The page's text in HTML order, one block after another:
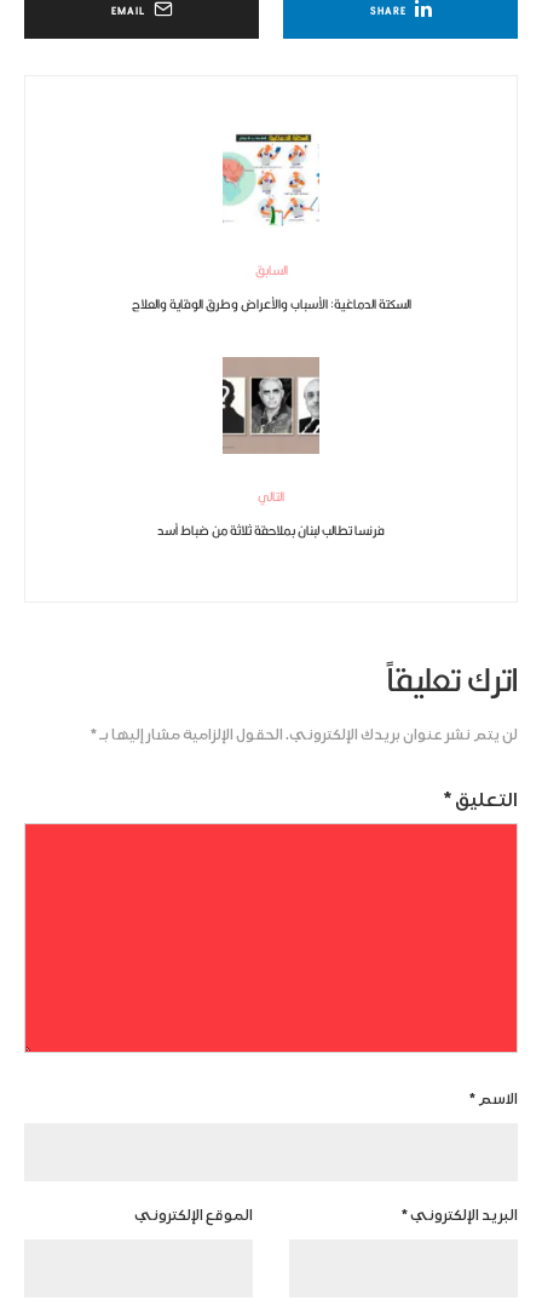
SHARE
EMAIL
السابق
السكتة الدماغية: الأسباب والأعراض وطرق الوقاية والعلاج
التالي
فرنسا تطالب لبنان بملاحقة ثلاثة من ضباط أسد
اترك تعليقاً
لن يتم نشر عنوان بريدك الإلكتروني. الحقول الإلزامية مشار إليها بـ*
التعليق *
الاسم *
البريد الإلكتروني* الموقع الإلكتروني